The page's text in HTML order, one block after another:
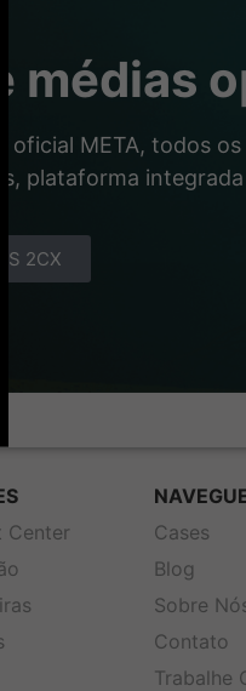
médias
oficial META, todos
plataforma
2CX
Center
Cases
Blog
Sobre
Contato
Trabalhe